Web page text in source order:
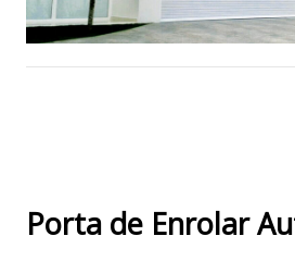
Porta de Enrolar